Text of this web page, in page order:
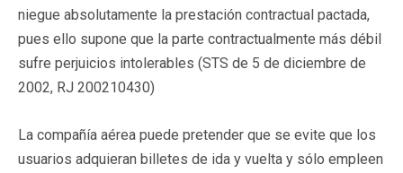
niegue absolutamente la prestación contractual pactada,
pues ello supone que la parte contractualmente más débil
sufre perjuicios intolerables (STS de 5 de diciembre de
2002, RJ 200210430)
La compañía aérea puede pretender que se evite que los
usuarios adquieran billetes de ida y vuelta y sólo empleen